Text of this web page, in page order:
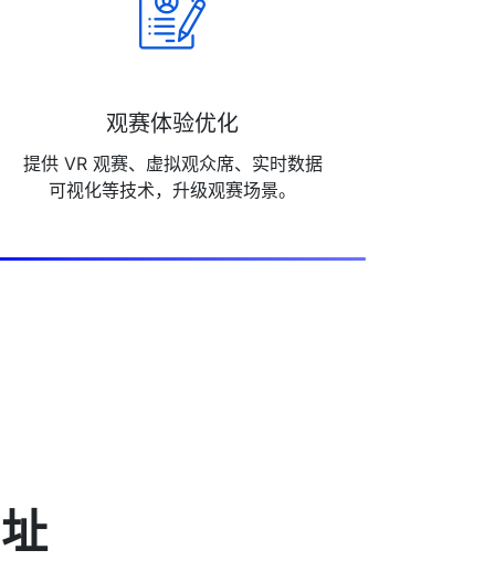
观赛体验优化
提供 VR 观赛、虚拟观众席、实时数据
可视化等技术，升级观赛场景。